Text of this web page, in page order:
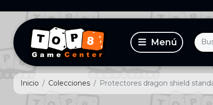
Inicio Colecciones Protectores dragon shield